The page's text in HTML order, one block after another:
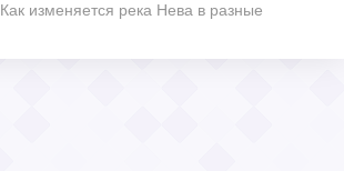
Как изменяется река Нева в разные